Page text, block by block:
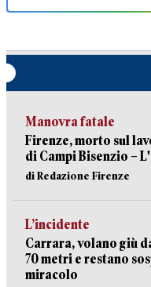
Manovra fatale
Firenze, morto sul
di Campi Bisenzio –
di Redazione Firenze
L’incidente
Carrara, volano giù
70 metri e restano
miracolo